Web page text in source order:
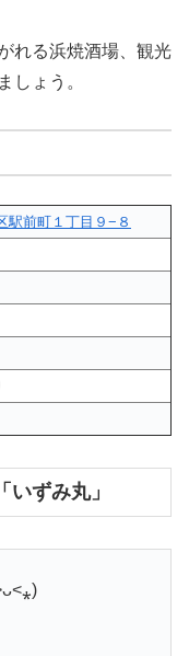
れる浜焼酒場、観光
しょう。
駅前町１丁目９−８
ずみ丸」